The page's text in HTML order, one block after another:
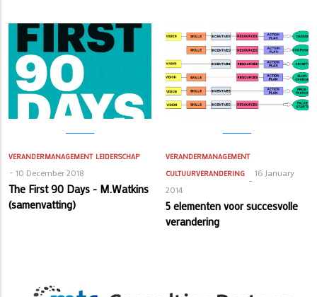
VERANDERMANAGEMENT LEIDERSCHAP
10 December 2018
The First 90 Days - M.Watkins
(samenvatting)
VERANDERMANAGEMENT
CULTUURVERANDERING
16 January
2014
5 elementen voor succesvolle
verandering